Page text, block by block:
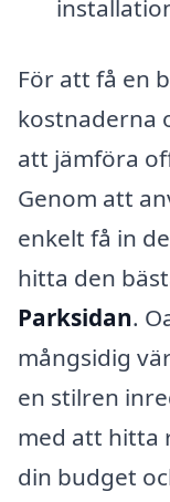
För att få en
kostnaderna
att jämföra
Genom att
enkelt få in
hitta den
Parksidan.
mångsidig
en stilren
med att hitta
din budget